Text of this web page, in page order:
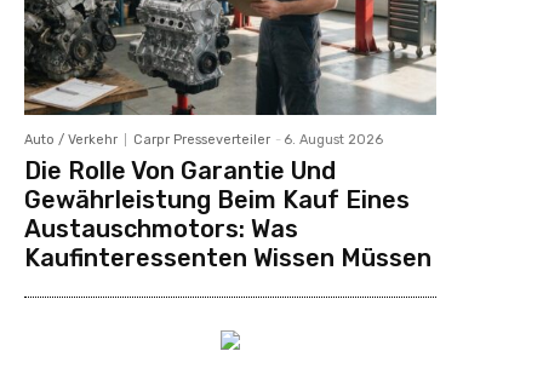
Auto / Verkehr Carpr Presseverteiler - 6. August 2026
Die Rolle Von Garantie Und
Gewährleistung Beim Kauf Eines
Austauschmotors: Was
Kaufinteressenten Wissen Müssen